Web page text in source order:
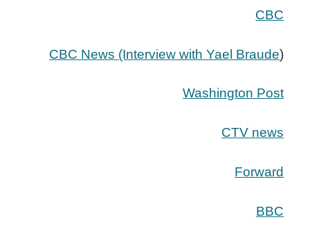
CBC
(
CBC News (Interview with Yael Braude
Washington Post
CTV news
Forward
BBC